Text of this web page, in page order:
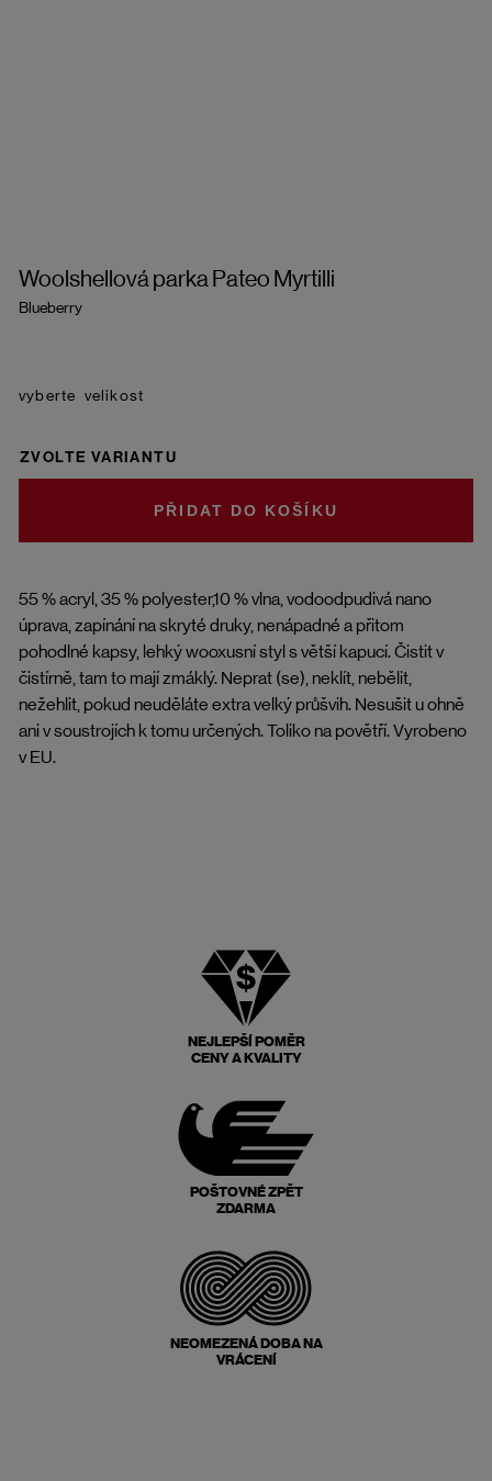
Woolshellová parka Pateo Myrtilli
Blueberry
55 % acryl, 35 % polyester,10 % vlna, vodoodpudivá nano
úprava, zapínání na skryté druky, nenápadné a přitom
pohodlné kapsy, lehký wooxusní styl s větší kapucí. Čistit v
čistírně, tam to mají zmáklý. Neprat (se), neklít, nebělit,
nežehlit, pokud neuděláte extra velký průšvih. Nesušit u ohně
ani v soustrojích k tomu určených. Toliko na povětří. Vyrobeno
v EU.
velikost
ZVOLTE VARIANTU
DO KOŠÍKU
NEJLEPŠÍ POMĚR
CENY A KVALITY
POŠTOVNÉ ZPĚT
ZDARMA
NEOMEZENÁ DOBA NA
VRÁCENÍ